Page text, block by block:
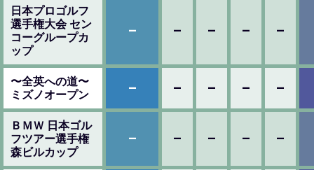
日本プロゴルフ
選手権大会 セン
コーグループカ
ップ
– – – – –
〜全英への道〜
ミズノオープン
– – – – –
ＢＭＷ 日本ゴル
フツアー選手権
森ビルカップ
– – – – –